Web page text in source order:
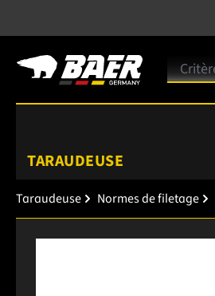
TARAUDEUSE
Taraudeuse Normes de filetage